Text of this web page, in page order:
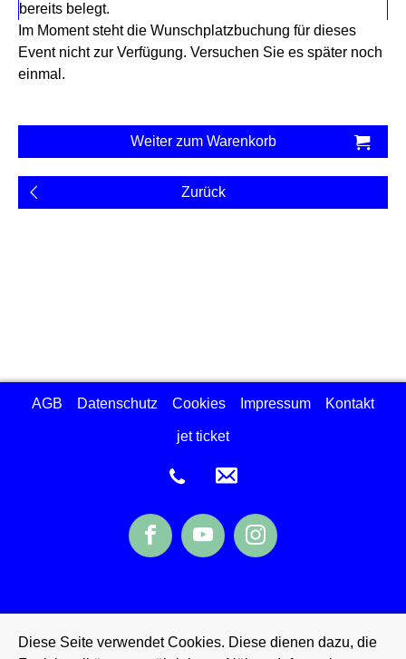
Diese Seite verwendet Cookies. Diese dienen dazu, die
bereits belegt.
Im Moment steht die Wunschplatzbuchung für dieses
Event nicht zur Verfügung. Versuchen Sie es später noch
einmal.
AGB Datenschutz Cookies Impressum Kontakt
jet ticket